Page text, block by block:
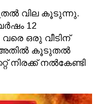
വില കൂടുന്നു.
12
വരെ ഒരു വീടിന്
അതില്‍ കൂടുതല്‍
നിരക്ക് നല്‍കേണ്ടി